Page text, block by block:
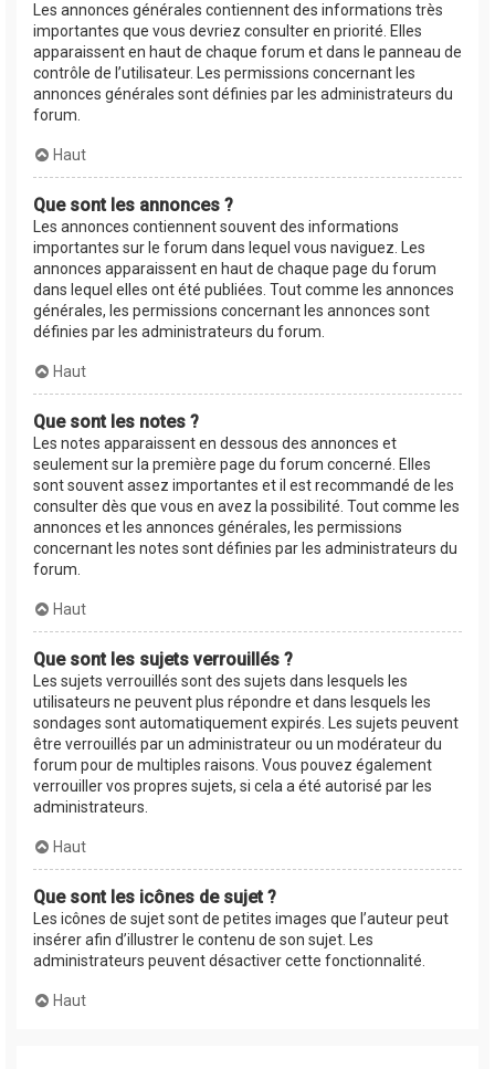
Les annonces générales contiennent des informations très
importantes que vous devriez consulter en priorité. Elles
apparaissent en haut de chaque forum et dans le panneau de
contrôle de l’utilisateur. Les permissions concernant les
annonces générales sont définies par les administrateurs du
forum.
Haut
Que sont les annonces ?
Les annonces contiennent souvent des informations
importantes sur le forum dans lequel vous naviguez. Les
annonces apparaissent en haut de chaque page du forum
dans lequel elles ont été publiées. Tout comme les annonces
générales, les permissions concernant les annonces sont
définies par les administrateurs du forum.
Haut
Que sont les notes ?
Les notes apparaissent en dessous des annonces et
seulement sur la première page du forum concerné. Elles
sont souvent assez importantes et il est recommandé de les
consulter dès que vous en avez la possibilité. Tout comme les
annonces et les annonces générales, les permissions
concernant les notes sont définies par les administrateurs du
forum.
Haut
Que sont les sujets verrouillés ?
Les sujets verrouillés sont des sujets dans lesquels les
utilisateurs ne peuvent plus répondre et dans lesquels les
sondages sont automatiquement expirés. Les sujets peuvent
être verrouillés par un administrateur ou un modérateur du
forum pour de multiples raisons. Vous pouvez également
verrouiller vos propres sujets, si cela a été autorisé par les
administrateurs.
Haut
Que sont les icônes de sujet ?
Les icônes de sujet sont de petites images que l’auteur peut
insérer afin d’illustrer le contenu de son sujet. Les
administrateurs peuvent désactiver cette fonctionnalité.
Haut